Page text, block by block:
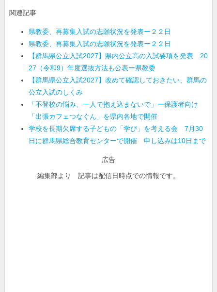
関連記事
県教委、再募集入試の志願状況を発表ー２２日
県教委、再募集入試の志願状況を発表ー２２日
【群馬県公立入試2027】県内公立高の入試要項を発表 20
27（令和9）年度選抜方法も公表ー県教委
【群馬県公立入試2027】改めて確認しておきたい、群馬の
公立入試のしくみ
「不登校の悩み、一人で抱え込まないで」ー保護者向け
「出張カフェつなぐん」を県内各地で開催
学校を長期欠席する子どもの「学び」を考える会 7月30
日に群馬県総合教育センターで開催 申し込みは10日まで
広告
編集部より 記事は配信日時点での情報です。